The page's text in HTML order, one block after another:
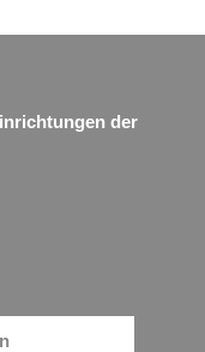
der